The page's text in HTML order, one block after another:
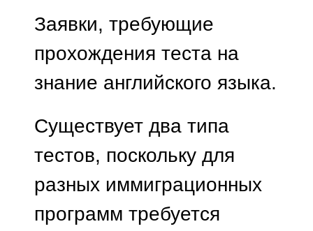
Заявки, требующие
прохождения теста на
знание английского языка.
Существует два типа
тестов, поскольку для
разных иммиграционных
программ требуется